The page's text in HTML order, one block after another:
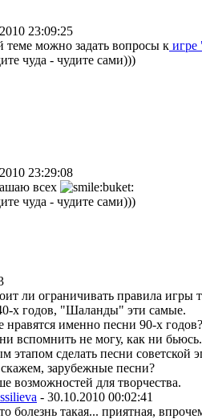
23:09:25
теме можно задать вопросы к
чуда - чудите сами)))
23:29:08
всех
чуда - чудите сами)))
ли ограничивать правила
х годов, "Шаланды" эти самые.
нравятся именно песни 90-х
вспомнить не могу, как ни бьюсь.
этапом сделать песни советской
зарубежные песни?
возможностей для творчества.
- 30.10.2010 00:02:41
болезнь такая... приятная,